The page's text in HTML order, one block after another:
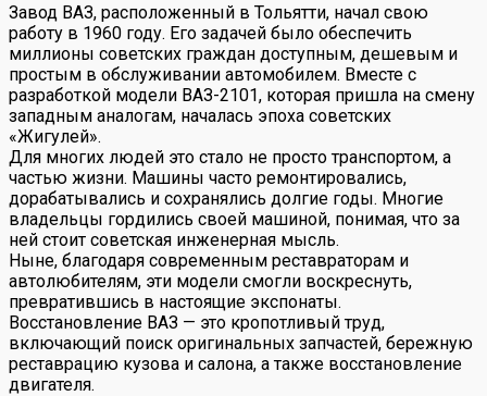
Завод ВАЗ, расположенный в Тольятти, начал свою
работу в 1960 году. Его задачей было обеспечить
миллионы советских граждан доступным, дешевым и
простым в обслуживании автомобилем. Вместе с
разработкой модели ВАЗ-2101, которая пришла на смену
западным аналогам, началась эпоха советских
«Жигулей».
Для многих людей это стало не просто транспортом, а
частью жизни. Машины часто ремонтировались,
дорабатывались и сохранялись долгие годы. Многие
владельцы гордились своей машиной, понимая, что за
ней стоит советская инженерная мысль.
Ныне, благодаря современным реставраторам и
автолюбителям, эти модели смогли воскреснуть,
превратившись в настоящие экспонаты.
Восстановление ВАЗ — это кропотливый труд,
включающий поиск оригинальных запчастей, бережную
реставрацию кузова и салона, а также восстановление
двигателя.